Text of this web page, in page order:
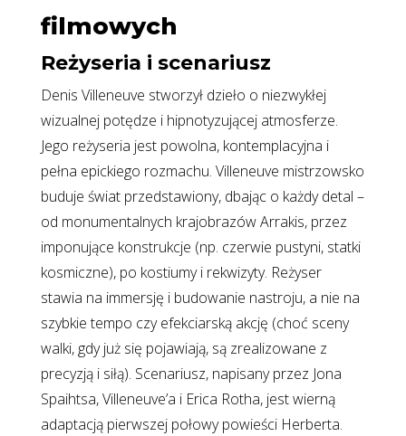
filmowych
Reżyseria i scenariusz
Denis Villeneuve stworzył dzieło o niezwykłej
wizualnej potędze i hipnotyzującej atmosferze.
Jego reżyseria jest powolna, kontemplacyjna i
pełna epickiego rozmachu. Villeneuve mistrzowsko
buduje świat przedstawiony, dbając o każdy detal –
od monumentalnych krajobrazów Arrakis, przez
imponujące konstrukcje (np. czerwie pustyni, statki
kosmiczne), po kostiumy i rekwizyty. Reżyser
stawia na immersję i budowanie nastroju, a nie na
szybkie tempo czy efekciarską akcję (choć sceny
walki, gdy już się pojawiają, są zrealizowane z
precyzją i siłą). Scenariusz, napisany przez Jona
Spaihtsa, Villeneuve’a i Erica Rotha, jest wierną
adaptacją pierwszej połowy powieści Herberta.